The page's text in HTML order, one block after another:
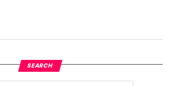
SEARCH